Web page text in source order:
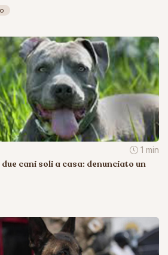
1 min
cani soli a casa: denunciato un